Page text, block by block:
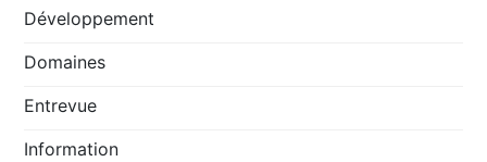
Développement
Domaines
Entrevue
Information